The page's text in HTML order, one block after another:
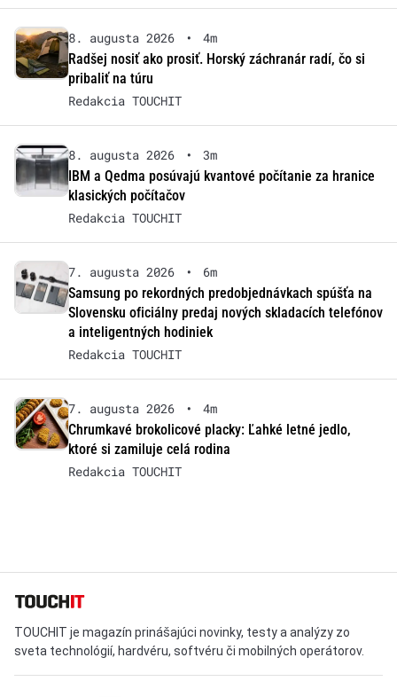
8. augusta 2026 •
4m
Radšej nosiť ako prosiť. Horský záchranár radí, čo si
pribaliť na túru
Redakcia TOUCHIT
8. augusta 2026 •
3m
IBM a Qedma posúvajú kvantové počítanie za hranice
klasických počítačov
Redakcia TOUCHIT
7. augusta 2026 •
6m
Samsung po rekordných predobjednávkach spúšťa na
Slovensku oficiálny predaj nových skladacích telefónov
a inteligentných hodiniek
Redakcia TOUCHIT
7. augusta 2026 •
4m
Chrumkavé brokolicové placky: Ľahké letné jedlo,
ktoré si zamiluje celá rodina
Redakcia TOUCHIT
TOUCHIT je magazín prinášajúci novinky, testy a analýzy zo
sveta technológií, hardvéru, softvéru či mobilných operátorov.